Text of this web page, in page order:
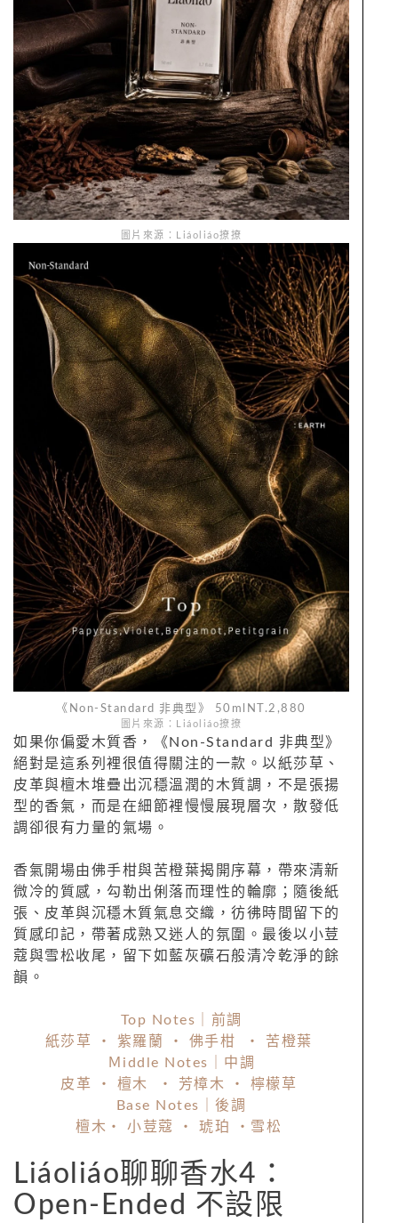
圖片來源：Liáoliáo撩撩
《Non-Standard 非典型》 50mlNT.2,880
圖片來源：Liáoliáo撩撩
如果你偏愛木質香，《Non-Standard 非典型》
絕對是這系列裡很值得關注的一款。以紙莎草、
皮革與檀木堆疊出沉穩溫潤的木質調，不是張揚
型的香氣，而是在細節裡慢慢展現層次，散發低
調卻很有力量的氣場。
香氣開場由佛手柑與苦橙葉揭開序幕，帶來清新
微冷的質感，勾勒出俐落而理性的輪廓；隨後紙
張、皮革與沉穩木質氣息交織，彷彿時間留下的
質感印記，帶著成熟又迷人的氛圍。最後以小荳
蔻與雪松收尾，留下如藍灰礦石般清冷乾淨的餘
韻。
Top Notes｜前調
紙莎草 ・ 紫羅蘭 ・ 佛手柑 ・ 苦橙葉
Ｍiddle Notes｜中調
皮革 ・ 檀木 ・ 芳樟木 ・ 檸檬草
Base Notes｜後調
檀木・ 小荳蔻 ・ 琥珀 ・雪松
Liáoliáo聊聊香水4：
Open-Ended 不設限